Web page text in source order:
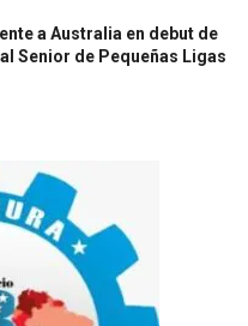
a Australia en debut de
Senior de Pequeñas Ligas